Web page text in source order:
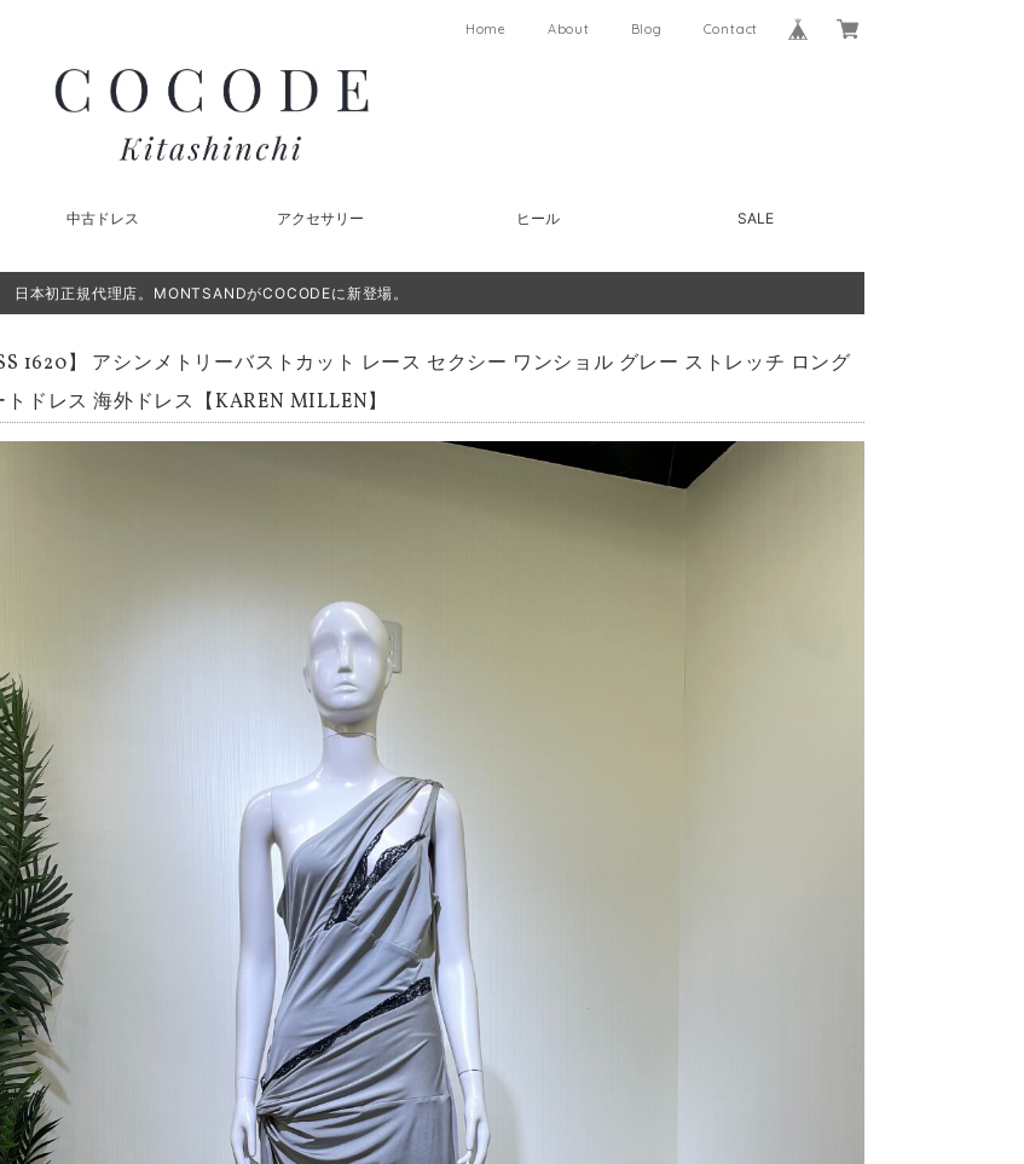
Home About Blog Contact
中古ドレス アクセサリー ヒール SALE
日本初正規代理店。MONTSANDがCOCODEに新登場。
1620】 アシンメトリーバストカット レース セクシー ワンショル グレー ストレッチ ロング
トドレス 海外ドレス【KAREN MILLEN】